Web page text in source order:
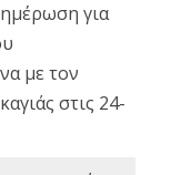
για
με τον
στις 24-